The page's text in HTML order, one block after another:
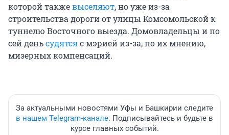
которой такжевыселяют, но уже из-за
строительства дороги от улицы Комсомольской к
туннелю Восточного выезда. Домовладельцы и по
сей деньсудятсяс мэрией из-за, по их мнению,
мизерных компенсаций.
За актуальными новостями Уфы и Башкирии следите
в нашем Telegram-канале. Подписывайтесь и будьте в
курсе главных событий.